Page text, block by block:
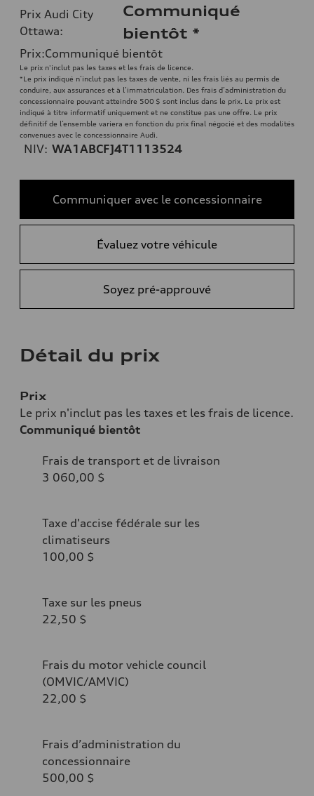
Prix Audi City
Ottawa:
Communiqué
bientôt *
Prix:Communiqué bientôt
Le prix n'inclut pas les taxes et les frais de licence.
*Le prix indiqué n’inclut pas les taxes de vente, ni les frais liés au permis de
conduire, aux assurances et à l’immatriculation. Des frais d’administration du
concessionnaire pouvant atteindre 500 $ sont inclus dans le prix. Le prix est
indiqué à titre informatif uniquement et ne constitue pas une offre. Le prix
définitif de l’ensemble variera en fonction du prix final négocié et des modalités
convenues avec le concessionnaire Audi.
NIV: WA1ABCFJ4T1113524
Communiquer avec le concessionnaire
Évaluez votre véhicule
Soyez pré-approuvé
Détail du prix
Prix
Le prix n'inclut pas les taxes et les frais de licence.
Communiqué bientôt
Frais de transport et de livraison
3 060,00 $
Taxe d'accise fédérale sur les
climatiseurs
100,00 $
Taxe sur les pneus
22,50 $
Frais du motor vehicle council
(OMVIC/AMVIC)
22,00 $
Frais d’administration du
concessionnaire
500,00 $